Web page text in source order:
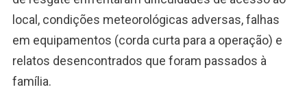
local, condições meteorológicas adversas, falhas
em equipamentos (corda curta para a operação) e
relatos desencontrados que foram passados à
família.